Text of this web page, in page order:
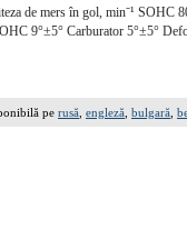
de mers în gol, min⁻¹
9°±5° Carburator 5°±5°
pe rusă engleză bulgară